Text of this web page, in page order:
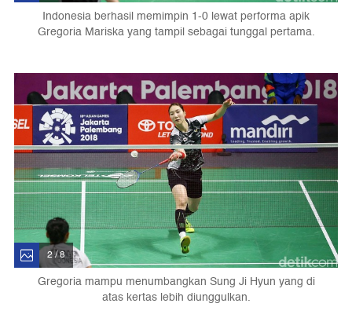
Indonesia berhasil memimpin 1-0 lewat performa apik
Gregoria Mariska yang tampil sebagai tunggal pertama.
2 / 8
Gregoria mampu menumbangkan Sung Ji Hyun yang di
atas kertas lebih diunggulkan.